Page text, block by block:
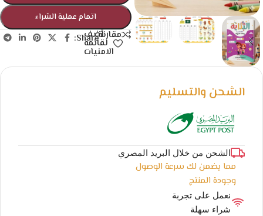
اتمام عملية الشراء
مقارنةأضف
لقائمة
الامنيات
Share:
الشحن والتسليم
الشحن من خلال البريد المصري
مما يضمن لك سرعة الوصول
وجودة المنتج
نعمل على تجربة
شراء سهلة